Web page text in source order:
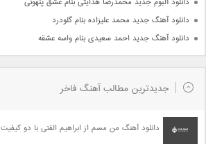
دانلود آهنگ جدید محمد علیزاده بنام گلودرد
دانلود آهنگ جدید احمد سعیدی بنام واسه عشقه
جدیدترین مطالب آهنگ فاخر
دانلود آهنگ من مسم از ابراهیم الفتی با دو کیفیت